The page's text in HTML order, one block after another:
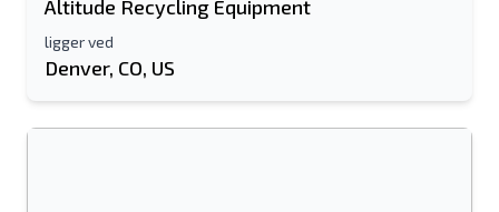
Altitude Recycling Equipment
ligger ved
Denver, CO, US